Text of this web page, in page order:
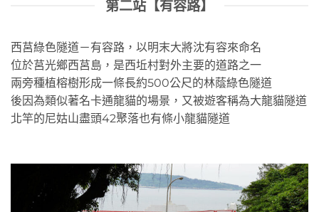
第二站【有容路】
西莒綠色隧道－有容路，以明末大將沈有容來命名
位於莒光鄉西莒島，是西坵村對外主要的道路之一
兩旁種植榕樹形成一條長約500公尺的林蔭綠色隧道
後因為類似著名卡通龍貓的場景，又被遊客稱為大龍貓隧道
北竿的尼姑山盡頭42聚落也有條小龍貓隧道